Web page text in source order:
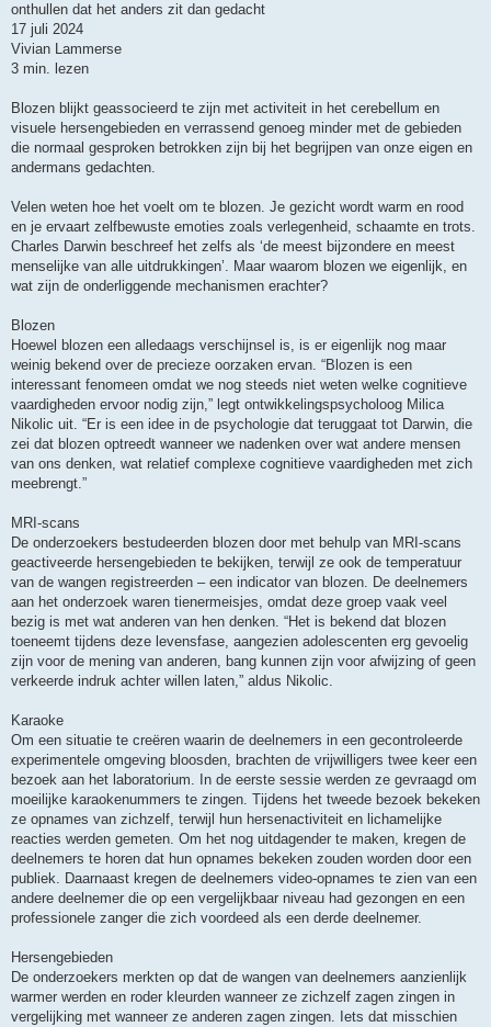
c
h
onthullen dat het anders zit dan gedacht
17 juli 2024
Vivian Lammerse
3 min. lezen
Blozen blijkt geassocieerd te zijn met activiteit in het cerebellum en
visuele hersengebieden en verrassend genoeg minder met de gebieden
die normaal gesproken betrokken zijn bij het begrijpen van onze eigen en
andermans gedachten.
Velen weten hoe het voelt om te blozen. Je gezicht wordt warm en rood
en je ervaart zelfbewuste emoties zoals verlegenheid, schaamte en trots.
Charles Darwin beschreef het zelfs als ‘de meest bijzondere en meest
menselijke van alle uitdrukkingen’. Maar waarom blozen we eigenlijk, en
wat zijn de onderliggende mechanismen erachter?
Blozen
Hoewel blozen een alledaags verschijnsel is, is er eigenlijk nog maar
weinig bekend over de precieze oorzaken ervan. “Blozen is een
interessant fenomeen omdat we nog steeds niet weten welke cognitieve
vaardigheden ervoor nodig zijn,” legt ontwikkelingspsycholoog Milica
Nikolic uit. “Er is een idee in de psychologie dat teruggaat tot Darwin, die
zei dat blozen optreedt wanneer we nadenken over wat andere mensen
van ons denken, wat relatief complexe cognitieve vaardigheden met zich
meebrengt.”
MRI-scans
De onderzoekers bestudeerden blozen door met behulp van MRI-scans
geactiveerde hersengebieden te bekijken, terwijl ze ook de temperatuur
van de wangen registreerden – een indicator van blozen. De deelnemers
aan het onderzoek waren tienermeisjes, omdat deze groep vaak veel
bezig is met wat anderen van hen denken. “Het is bekend dat blozen
toeneemt tijdens deze levensfase, aangezien adolescenten erg gevoelig
zijn voor de mening van anderen, bang kunnen zijn voor afwijzing of geen
verkeerde indruk achter willen laten,” aldus Nikolic.
Karaoke
Om een situatie te creëren waarin de deelnemers in een gecontroleerde
experimentele omgeving bloosden, brachten de vrijwilligers twee keer een
bezoek aan het laboratorium. In de eerste sessie werden ze gevraagd om
moeilijke karaokenummers te zingen. Tijdens het tweede bezoek bekeken
ze opnames van zichzelf, terwijl hun hersenactiviteit en lichamelijke
reacties werden gemeten. Om het nog uitdagender te maken, kregen de
deelnemers te horen dat hun opnames bekeken zouden worden door een
publiek. Daarnaast kregen de deelnemers video-opnames te zien van een
andere deelnemer die op een vergelijkbaar niveau had gezongen en een
professionele zanger die zich voordeed als een derde deelnemer.
Hersengebieden
De onderzoekers merkten op dat de wangen van deelnemers aanzienlijk
warmer werden en roder kleurden wanneer ze zichzelf zagen zingen in
vergelijking met wanneer ze anderen zagen zingen. Iets dat misschien